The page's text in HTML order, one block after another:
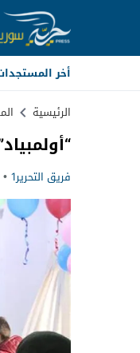
أخر
الرئيسية
فريق التحرير1